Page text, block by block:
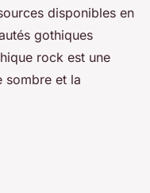
disponibles en
gothiques
rock est une
sombre et la